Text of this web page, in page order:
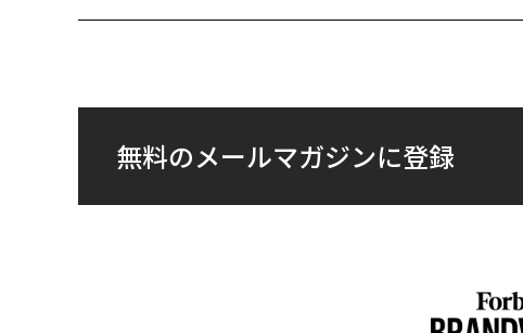
無料のメールマガジンに登録